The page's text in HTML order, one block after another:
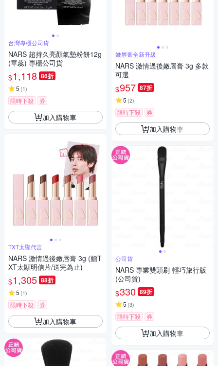
台灣專櫃公司貨
NARS 超持久亮顏氣墊粉餅12g
(單蕊) 專櫃公司貨
$1,118 86折
5 (1)
限時下殺 券
加入購物車
TXT太顯代言
NARS 激情過後嫩唇膏 3g (贈T
XT太顯明信片/送完為止)
$1,305 88折
5 (1)
限時下殺 券
加入購物車
嫩唇膏全新升級
NARS 激情過後嫩唇膏 3g 多款
可選
$957 87折
5 (2)
限時下殺 券
加入購物車
公司貨
NARS 專業雙頭刷-輕巧旅行版
(公司貨)
$330 89折
5 (3)
限時下殺 券
加入購物車